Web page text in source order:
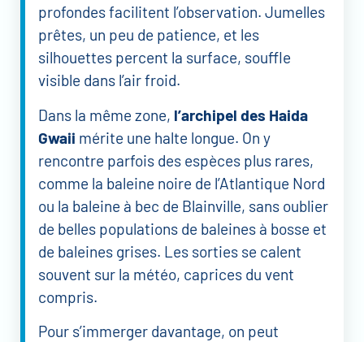
profondes facilitent l’observation. Jumelles
prêtes, un peu de patience, et les
silhouettes percent la surface, souffle
visible dans l’air froid.
Dans la même zone, l’archipel des Haida
Gwaii mérite une halte longue. On y
rencontre parfois des espèces plus rares,
comme la baleine noire de l’Atlantique Nord
ou la baleine à bec de Blainville, sans oublier
de belles populations de baleines à bosse et
de baleines grises. Les sorties se calent
souvent sur la météo, caprices du vent
compris.
Pour s’immerger davantage, on peut